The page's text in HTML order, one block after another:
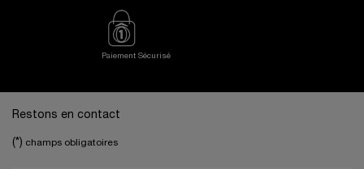
Paiement Sécurisé
Restons en contact
(*) champs obligatoires